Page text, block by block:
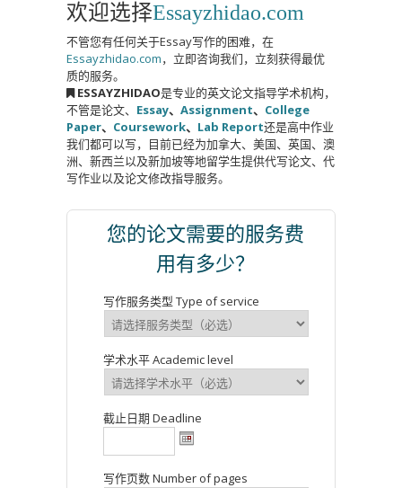
欢迎选择Essayzhidao.com
不管您有任何关于Essay写作的困难，在
Essayzhidao.com，立即咨询我们，立刻获得最优
质的服务。
ESSAYZHIDAO是专业的英文论文指导学术机构，
不管是论文、 Essay、 Assignment、 College
Paper、 Coursework、 Lab Report还是高中作业
我们都可以写，目前已经为加拿大、美国、英国、澳
洲、新西兰以及新加坡等地留学生提供代写论文、代
写作业以及论文修改指导服务。
您的论文需要的服务费
用有多少？
写作服务类型 Type of service
学术水平 Academic level
截止日期 Deadline
写作页数 Number of pages